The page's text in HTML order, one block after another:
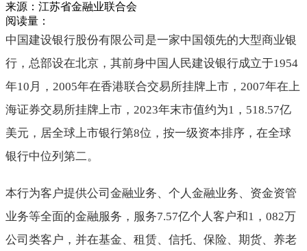
来源：江苏省金融业联合会
阅读量：
中国建设银行股份有限公司是一家中国领先的大型商业银
行，总部设在北京，其前身中国人民建设银行成立于1954
年10月，2005年在香港联合交易所挂牌上市，2007年在上
海证券交易所挂牌上市，2023年末市值约为1 ， 518.57亿
美元，居全球上市银行第8位，按一级资本排序，在全球
银行中位列第二。
本行为客户提供公司金融业务、个人金融业务、资金资管
业务等全面的金融服务，服务7.57亿个人客户和1 ， 082万
公司类客户，并在基金、租赁、信托、保险、期货、养老